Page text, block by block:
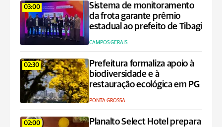
03:00
Sistema de monitoramento
da frota garante prêmio
estadual ao prefeito de Tibagi
CAMPOS GERAIS
02:30
Prefeitura formaliza apoio à
biodiversidade e à
restauração ecológica em PG
PONTA GROSSA
02:00
Planalto Select Hotel prepara